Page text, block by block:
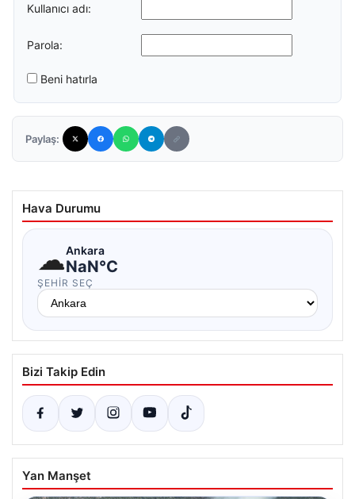
Kullanıcı adı:
Parola:
Beni hatırla
Paylaş:
Hava Durumu
☁Ankara
NaN°C
ŞEHIR SEÇ
Bizi Takip Edin
Yan Manşet